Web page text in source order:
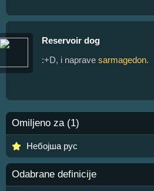
Reservoir dog
:+D, i naprave sarmagedon.
Omiljeno za (1)
Небојша рус
Odabrane definicije